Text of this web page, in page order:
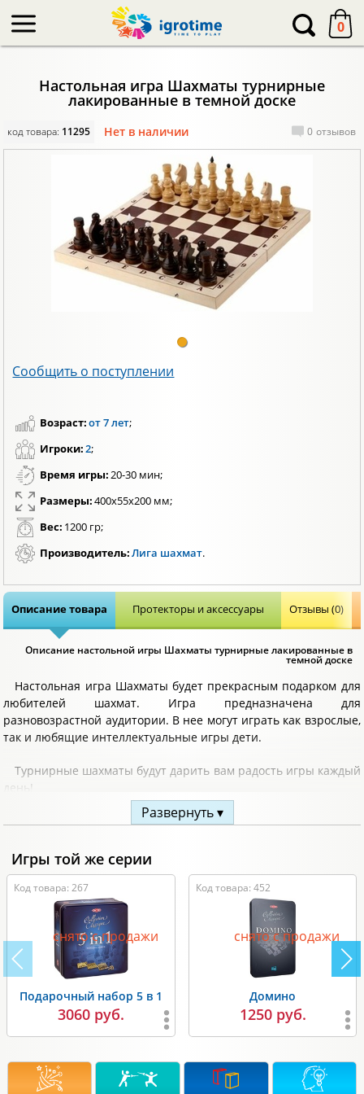
0
Настольная игра Шахматы турнирные
лакированные в темной доске
код товара: 11295 Нет в наличии 0 отзывов
Сообщить о поступлении
Возраст:от 7 лет;
Игроки:2;
Время игры:20-30 мин;
Размеры:400x55x200 мм;
Вес: 1200 гр;
Производитель:Лига шахмат.
Описание товара Протекторы и аксессуары Отзывы (0)
Описание настольной игры Шахматы турнирные лакированные в
темной доске
Настольная игра Шахматы будет прекрасным подарком для
любителей шахмат. Игра предназначена для
разновозрастной аудитории. В нее могут играть как взрослые,
так и любящие интеллектуальные игры дети.
Турнирные шахматы будут дарить вам радость игры каждый
день!
32 деревянных фигуры ( 16 черных и 16 белых);
шахматная доска.
Развернуть ▾
Игры той же серии
Код товара: 267
Подарочный набор 5 в 1
3060 руб.
снято с продажи
Код товара: 452
Домино
1250 руб.
снято с продажи